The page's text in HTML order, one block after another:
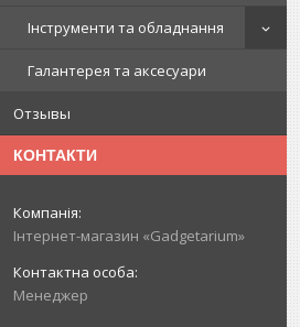
Інструменти та обладнання
Галантерея та аксесуари
Отзывы
КОНТАКТИ
Інтернет-магазин «Gadgetarium»
Менеджер